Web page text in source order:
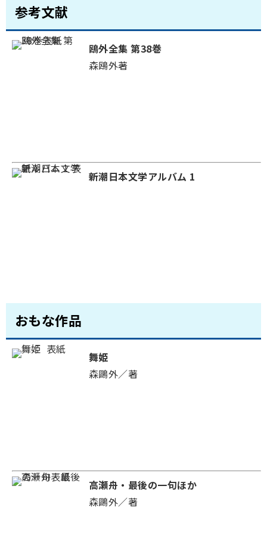
参考文献
鴎外全集 第38巻
森鴎外著
新潮日本文学アルバム 1
おもな作品
舞姫
森鷗外／著
高瀬舟・最後の一句ほか
森鷗外／著